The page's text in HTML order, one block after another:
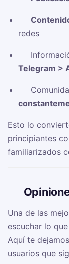
redes
✅
Telegram >
✅
Esto lo
principiantes
familiarizados
Una de las
escuchar lo
Aquí te
usuarios que